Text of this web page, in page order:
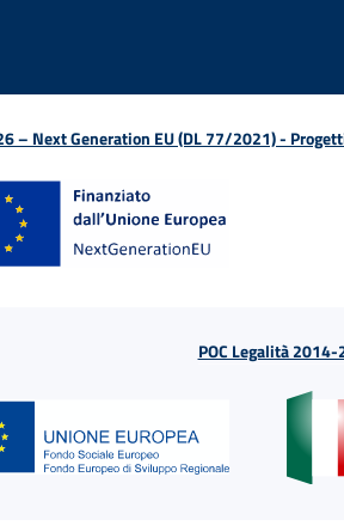
– Next Generation EU (DL 77/2021) -
POC Legalità